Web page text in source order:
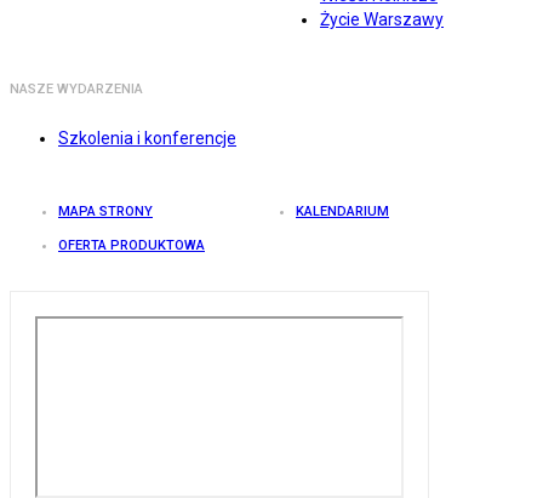
Życie Warszawy
NASZE WYDARZENIA
Szkolenia i konferencje
MAPA STRONY KALENDARIUM
OFERTA PRODUKTOWA